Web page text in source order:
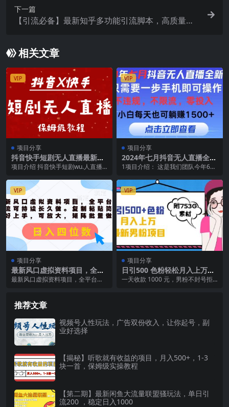
下一篇
【引流必备】最新知乎多功能引流脚本，高质量精
相关文章
VIP
项目分享
抖音快手短剧无人直播最新保
姆级教程来了
项目介绍 抖音快手短剧wu.人直播
快手短剧wu...
VIP
项目分享
2024年七月抖音无人直播全新
玩法，只需一部手机即可操
1项目介绍： 这是我们团队今年6月
式，不需要借助任何...
VIP
项目分享
最新风口虚拟资料项目，全平
台自然流可持续长久做。复制
最新风口虚拟资料项目，全平台自
VIP
项目分享
日引500 色粉轻松月入上万九
月份最新男粉项目（附753G素
一天收款 1000 元，男粉不封号拒
推荐文章
视频号人性玩法，广告双份收入，让你起号，副
业好选择
【揭秘】听歌就有收益的项目，月入500+，1-3
块一首，保姆级实操教程
【第二期】最新闲鱼大流量联盟骚玩法，单日引
流200 ，稳定日入1000